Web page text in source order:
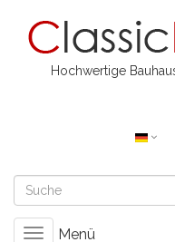
Hochwertige
Toggle
Menü